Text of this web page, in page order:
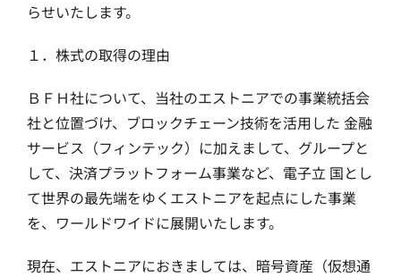
らせいたします。
１．株式の取得の理由
ＢＦＨ社について、当社のエストニアでの事業統括会
社と位置づけ、ブロックチェーン技術を活用した 金融
サービス（フィンテック）に加えまして、グループと
して、決済プラットフォーム事業など、電子立 国とし
て世界の最先端をゆくエストニアを起点にした事業
を、ワールドワイドに展開いたします。
現在、エストニアにおきましては、暗号資産（仮想通